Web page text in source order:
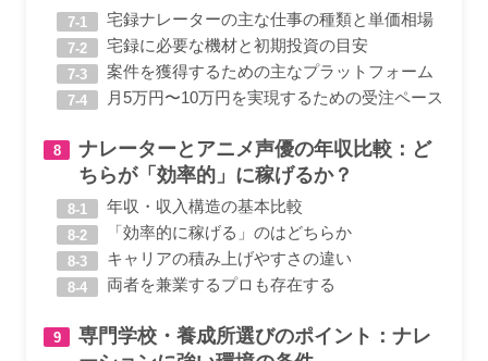
宅録ナレーターの主な仕事の種類と単価相場
宅録に必要な機材と初期投資の目安
案件を獲得するための主なプラットフォーム
月5万円〜10万円を実現するための受注ペース
ナレーターとアニメ声優の年収比較：ど
ちらが「効率的」に稼げるか？
年収・収入構造の基本比較
「効率的に稼げる」のはどちらか
キャリアの積み上げやすさの違い
両者を兼業するプロも存在する
専門学校・養成所選びのポイント：ナレ